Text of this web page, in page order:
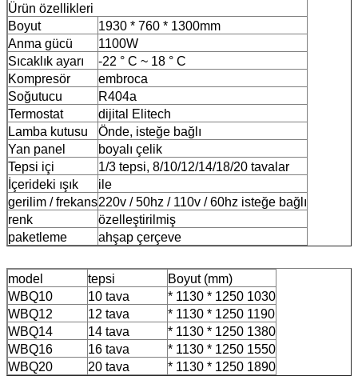
Ürün özellikleri
Boyut
1930 * 760 * 1300mm
Anma gücü
1100W
Sıcaklık ayarı
-22 ° C ~ 18 ° C
Kompresör
embroca
Soğutucu
R404a
Termostat
dijital Elitech
Lamba kutusu
Önde, isteğe bağlı
Yan panel
boyalı çelik
Tepsi içi
1/3 tepsi, 8/10/12/14/18/20 tavalar
İçerideki ışık
ile
gerilim / frekans220v / 50hz / 110v / 60hz isteğe bağlı
renk
özelleştirilmiş
paketleme
ahşap çerçeve
model tepsi
Boyut (mm)
WBQ10
10 tava
* 1130 * 1250 1030
WBQ12
12 tava
* 1130 * 1250 1190
WBQ14
14 tava
* 1130 * 1250 1380
WBQ16
16 tava
* 1130 * 1250 1550
WBQ20
20 tava * 1130 * 1250 1890